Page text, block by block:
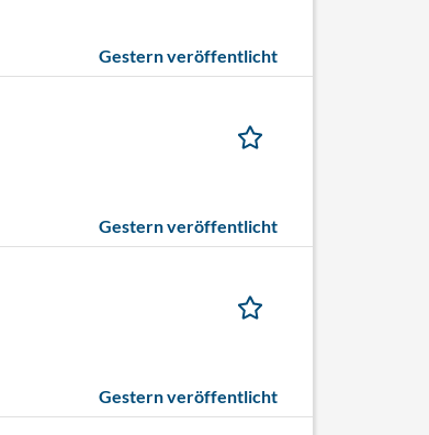
Gestern veröffentlicht
Gestern veröffentlicht
Gestern veröffentlicht